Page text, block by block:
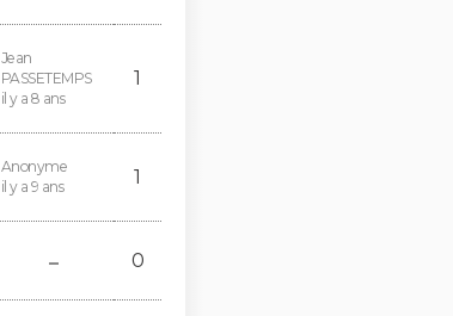
Jean
PASSETEMPS
il y a 8 ans
1
Anonyme
il y a 9 ans
1
- 0